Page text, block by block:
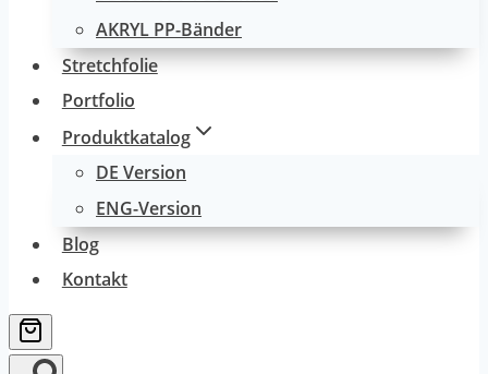
AKRYL PP-Bänder
Stretchfolie
Portfolio
Produktkatalog
DE Version
ENG-Version
Blog
Kontakt